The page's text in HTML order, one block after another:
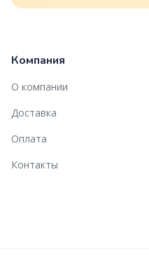
Компания
О компании
Доставка
Оплата
Контакты